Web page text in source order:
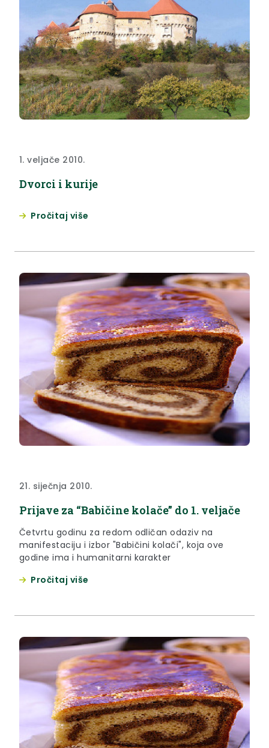
1. veljače 2010.
Dvorci i kurije
Pročitaj više
21. siječnja 2010.
Prijave za “Babičine kolače” do 1. veljače
Četvrtu godinu za redom odličan odaziv na
manifestaciju i izbor "Babičini kolači", koja ove
godine ima i humanitarni karakter
Pročitaj više